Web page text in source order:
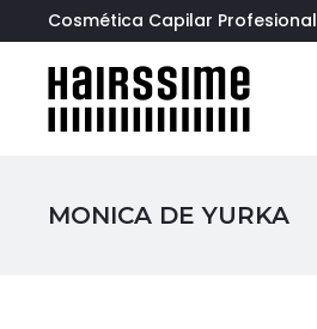
Cosmética Capilar Profesional
MONICA DE YURKA